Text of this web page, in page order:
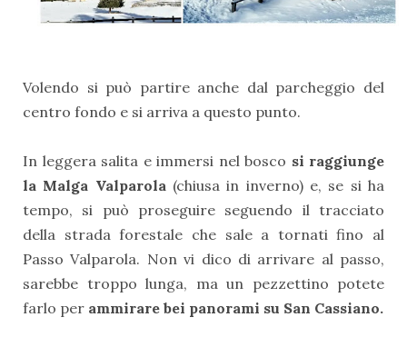
Volendo si può partire anche dal parcheggio del
centro fondo e si arriva a questo punto.
In leggera salita e immersi nel bosco si raggiunge
la Malga Valparola (chiusa in inverno) e, se si ha
tempo, si può proseguire seguendo il tracciato
della strada forestale che sale a tornati fino al
Passo Valparola. Non vi dico di arrivare al passo,
sarebbe troppo lunga, ma un pezzettino potete
farlo per ammirare bei panorami su San Cassiano.